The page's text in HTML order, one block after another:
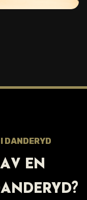
DANDERYD
EN